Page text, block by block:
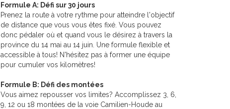
Formule A: Défi sur 30 jours
Prenez la route à votre rythme pour atteindre l'objectif
de distance que vous vous êtes fixé. Vous pouvez
donc pédaler où et quand vous le désirez à travers la
province du 14 mai au 14 juin. Une formule flexible et
accessible à tous! N'hésitez pas à former une équipe
pour cumuler vos kilomètres!
Formule B: Défi des montées
Vous aimez repousser vos limites? Accomplissez 3, 6,
9, 12 ou 18 montées de la voie Camilien-Houde au